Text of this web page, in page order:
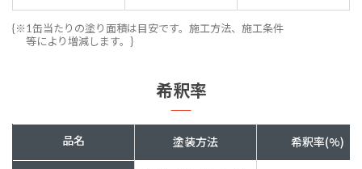
{※1缶当たりの塗り面積は目安です。施工方法、施工条件
等により増減します。}
希釈率
品名 塗装方法 希釈率(%)